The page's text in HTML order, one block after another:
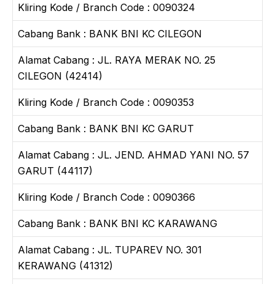
Kliring Kode / Branch Code : 0090324
Cabang Bank : BANK BNI KC CILEGON
Alamat Cabang : JL. RAYA MERAK NO. 25
CILEGON (42414)
Kliring Kode / Branch Code : 0090353
Cabang Bank : BANK BNI KC GARUT
Alamat Cabang : JL. JEND. AHMAD YANI NO. 57
GARUT (44117)
Kliring Kode / Branch Code : 0090366
Cabang Bank : BANK BNI KC KARAWANG
Alamat Cabang : JL. TUPAREV NO. 301
KERAWANG (41312)